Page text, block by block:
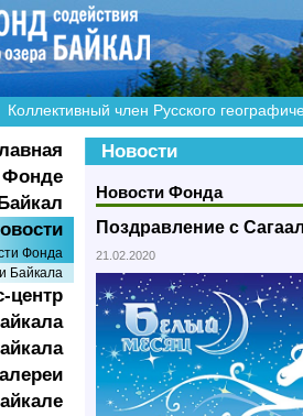
Коллективный член Русского
Фонда
Байкала
центр
Новости
Новости Фонда
Поздравление с
21.02.2020